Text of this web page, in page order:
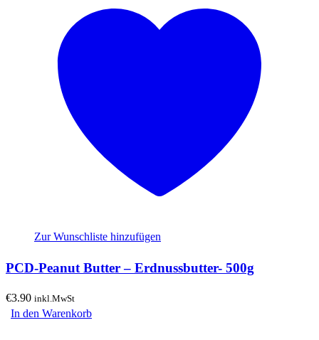
Zur Wunschliste hinzufügen
PCD-Peanut Butter – Erdnussbutter- 500g
€3.90 inkl.MwSt
In den Warenkorb